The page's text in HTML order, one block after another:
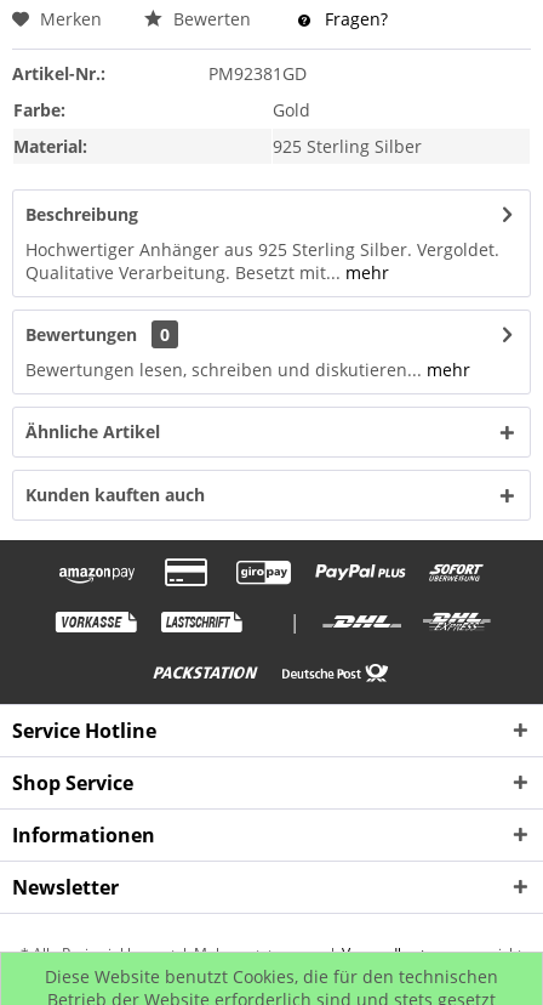
Merken Bewerten Fragen?
Artikel-Nr.:
PM92381GD
Farbe:
Gold
Material:
925 Sterling Silber
Beschreibung
Hochwertiger Anhänger aus 925 Sterling Silber. Vergoldet.
Qualitative Verarbeitung. Besetzt mit... mehr
Bewertungen
0
Bewertungen lesen, schreiben und diskutieren... mehr
Ähnliche Artikel
Kunden kauften auch
|
Service Hotline
Shop Service
Informationen
Newsletter
* Alle Preise inkl. gesetzl. Mehrwertsteuer zzgl.Versandkosten, wenn nicht
anders beschrieben
Diese Website benutzt Cookies, die für den technischen
Betrieb der Website erforderlich sind und stets gesetzt